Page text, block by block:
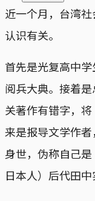
近一个月，台湾
认识有关。
首先是光复高中
阅兵大典。接着
关著作有错字，
来是报导文学作
身世，伪称自己
日本人）后代田